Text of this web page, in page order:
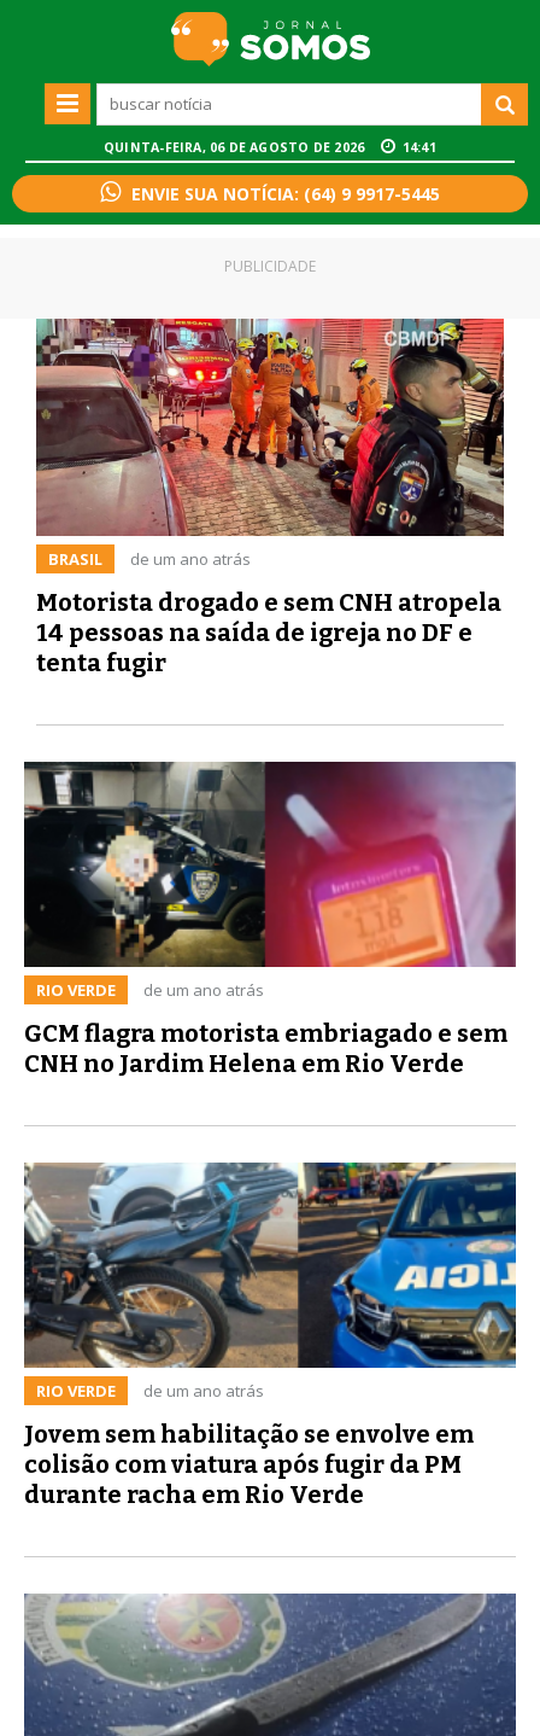
QUINTA-FEIRA, 06 DE AGOSTO DE 2026 14:41
ENVIE SUA NOTÍCIA: (64) 9 9917-5445
BRASIL de um ano atrás
Motorista drogado e sem CNH atropela
14 pessoas na saída de igreja no DF e
tenta fugir
PUBLICIDADE
RIO VERDE de um ano atrás
GCM flagra motorista embriagado e sem
CNH no Jardim Helena em Rio Verde
RIO VERDE de um ano atrás
Jovem sem habilitação se envolve em
colisão com viatura após fugir da PM
durante racha em Rio Verde